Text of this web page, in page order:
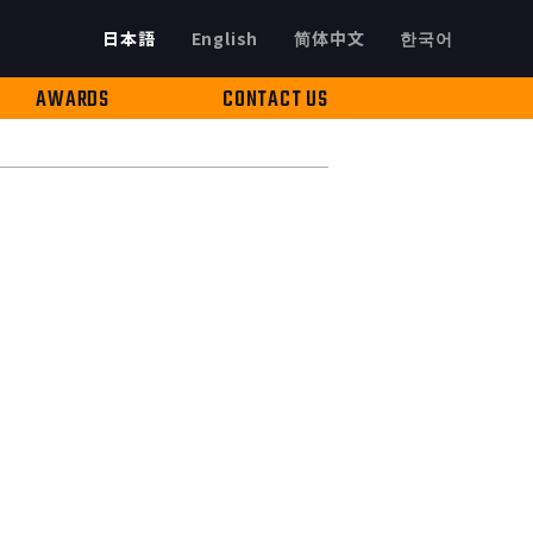
日本語 한국어
English 简体中文
AWARDS CONTACT US